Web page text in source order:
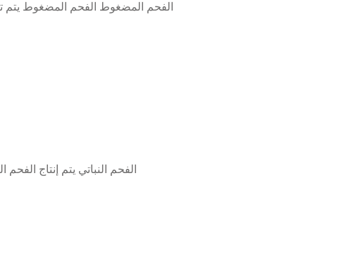
الفحم المضغوط الفحم المضغوط يتم
الفحم النباتي يتم إنتاج